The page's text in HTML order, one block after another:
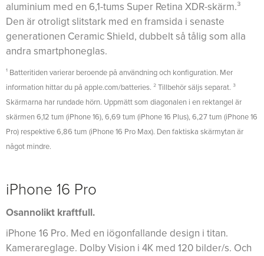
aluminium med en 6,1-tums Super Retina XDR-skärm.³
Den är otroligt slitstark med en framsida i senaste
generationen Ceramic Shield, dubbelt så tålig som alla
andra smartphoneglas.
¹ Batteritiden varierar beroende på användning och konfiguration. Mer
information hittar du på apple.com/batteries. ² Tillbehör säljs separat. ³
Skärmarna har rundade hörn. Uppmätt som diagonalen i en rektangel är
skärmen 6,12 tum (iPhone 16), 6,69 tum (iPhone 16 Plus), 6,27 tum (iPhone 16
Pro) respektive 6,86 tum (iPhone 16 Pro Max). Den faktiska skärmytan är
något mindre.
iPhone 16 Pro
Osannolikt kraftfull.
iPhone 16 Pro. Med en iögonfallande design i titan.
Kamerareglage. Dolby Vision i 4K med 120 bilder/s. Och